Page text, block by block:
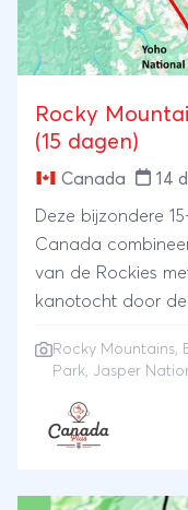
Rocky
(15 dagen)
Canada 14
Deze bijzondere
Canada
van de Rockies
kanotocht door de
mooiste nationale
in
omgeven door
maar ook houdt
Rocky Mountains,
Park, Jasper